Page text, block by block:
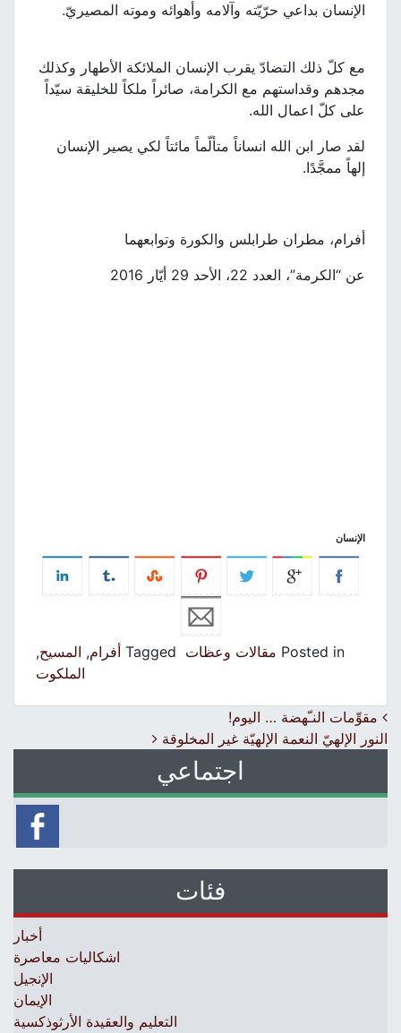
الإنسان بداعي حرّيّته وآلامه وأهوائه وموته المصيريّ.
مع كلّ ذلك التضادّ يقرب الإنسان الملائكة الأطهار وكذلك
مجدهم وقداستهم مع الكرامة، صائراً ملكاً للخليقة سيّداً
على كلّ اعمال الله.
لقد صار ابن الله انساناً متألّماً مائتاً لكي يصير الإنسان
إلهاً ممجَّدًا.
أفرام، مطران طرابلس والكورة وتوابعهما
عن “الكرمة”، العدد 22، الأحد 29 أيّار 2016
الإنسان
Posted in مقالات وعظات Tagged أفرام ,المسيح,
الملكوت
Post navigation
مقوِّمات النـّهضة … اليوم!
النور الإلهيّ النعمة الإلهيّة غير المخلوقة
اجتماعي
فئات
أخبار
اشكاليات معاصرة
الإنجيل
الإيمان
التعليم والعقيدة الأرثوذكسية